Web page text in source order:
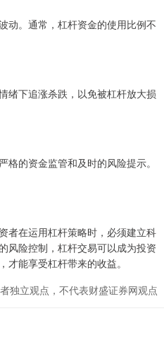
动。通常，杠杆资金的使用比例不
绪下追涨杀跌，以免被杠杆放大损
的资金监管和及时的风险提示。
者在运用杠杆策略时，必须建立科
风险控制，杠杆交易可以成为投资
能享受杠杆带来的收益。
独立观点，不代表财盛证券网观点